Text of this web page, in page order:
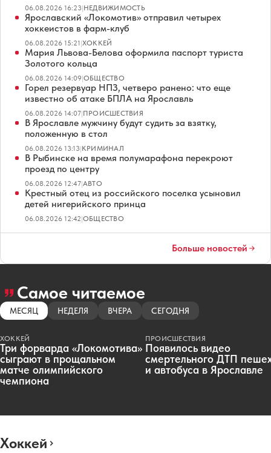
06.08.2026 16:23|НЕДВИЖИМОСТЬ
Ярославский «Локомотив» отправил четырех
хоккеистов в фарм-клуб
06.08.2026 15:21|ХОККЕЙ
Мария Львова-Белова оформила паспорт туриста
Золотого кольца
06.08.2026 14:09|ОБЩЕСТВО
Горел резервуар НПЗ, четверо ранено: что еще
известно об атаке БПЛА на Ярославль
06.08.2026 14:07|ПРОИСШЕСТВИЯ
В Ярославле мужчину будут судить за взятку,
положенную в стол
06.08.2026 13:13|КРИМИНАЛ
В Рыбинске на время полумарафона перекроют
проезд по центру
06.08.2026 12:47|АВТО
Крестный отец из российского поселка усыновил
детей нигерийского принца
06.08.2026 12:42|ОБЩЕСТВО
Больше новостей
Самое читаемое
МЕСЯЦ НЕДЕЛЯ ВЧЕРА СЕГОДНЯ
ХОККЕЙ
Три форварда «Локомотива»
сыграют в прощальном
матче олимпийского
чемпиона
ПРОИСШЕСТВИЯ
Появилось видео
смертельного ДТП
и автобуса в Ярославле
Хоккей